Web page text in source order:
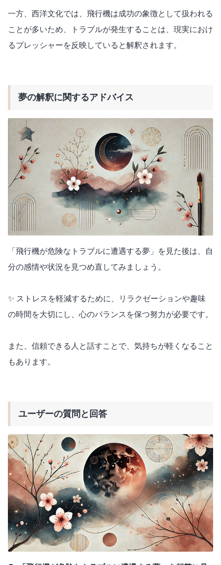
一方、西洋文化では、飛行機は成功の象徴として扱われる
ことが多いため、トラブルが発生することは、現実におけ
るプレッシャーを反映していると解釈されます。
夢の解釈に関するアドバイス
「飛行機が危険なトラブルに遭遇する夢」を見た後は、自
分の感情や状況を見つめ直してみましょう。
✨ ストレスを軽減するために、リラクゼーションや趣味
の時間を大切にし、心のバランスを保つ努力が必要です。
また、信頼できる人と話すことで、気持ちが軽くなること
もあります。
ユーザーの質問と回答